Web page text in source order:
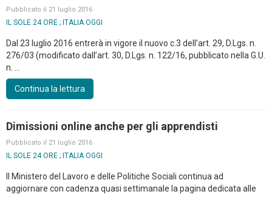
Pubblicato il 21 luglio 2016
IL SOLE 24 ORE ; ITALIA OGGI
Dal 23 luglio 2016 entrerà in vigore il nuovo c.3 dell’art. 29, D.Lgs. n.
276/03 (modificato dall’art. 30, D.Lgs. n. 122/16, pubblicato nella G.U.
n. ...
Continua la lettura
Dimissioni online anche per gli apprendisti
Pubblicato il 21 luglio 2016
IL SOLE 24 ORE ; ITALIA OGGI
Il Ministero del Lavoro e delle Politiche Sociali continua ad
aggiornare con cadenza quasi settimanale la pagina dedicata alle